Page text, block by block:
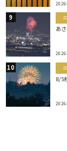
2026
あ
2026
8/5
2026